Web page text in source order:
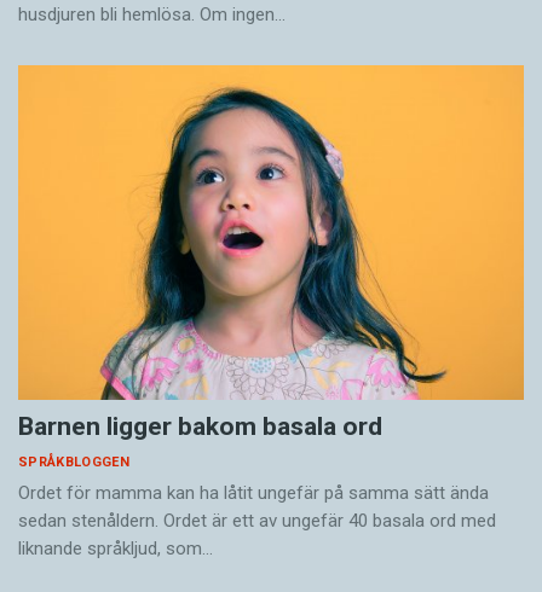
husdjuren bli hemlösa. Om ingen…
Barnen ligger bakom basala ord
SPRÅKBLOGGEN
Ordet för mamma kan ha låtit ungefär på samma sätt ända
sedan stenåldern. Ordet är ett av ungefär 40 basala ord med
liknande språkljud, som…